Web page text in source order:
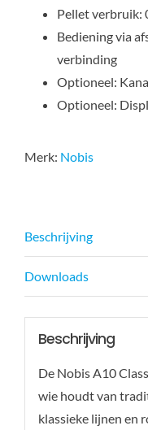
Pellet verbruik:
Bediening via
verbinding
Optioneel:
Optioneel:
Merk: Nobis
Beschrijving
Downloads
Beschrijving
De Nobis A10
wie houdt van
klassieke lijnen en